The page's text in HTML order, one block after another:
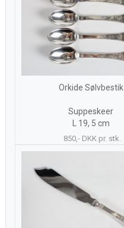
Orkide Sølvbestik
Suppeskeer
L 19, 5 cm
850,- DKK pr. stk.